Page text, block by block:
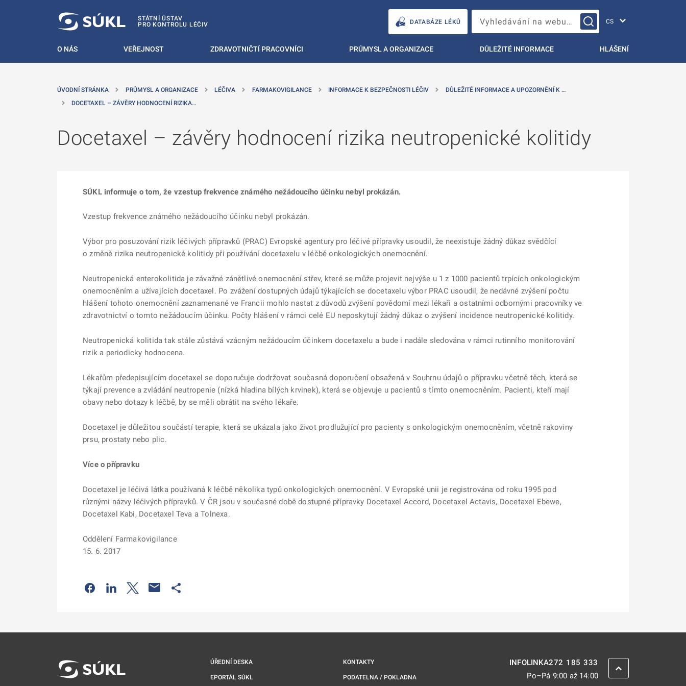
STÁTNÍ ÚSTAV
PRO KONTROLU LÉČIV
DATABÁZE LÉKŮ Vyhledávání na webu…
O NÁS VEŘEJNOST ZDRAVOTNIČTÍ PRACOVNÍCI PRŮMYSL A ORGANIZACE DŮLEŽITÉ INFORMACE HLÁŠENÍ
ÚVODNÍ STRÁNKA PRŮMYSL A ORGANIZACE LÉČIVA FARMAKOVIGILANCE INFORMACE K BEZPEČNOSTI LÉČIV
DŮLEŽITÉ INFORMACE A UPOZORNĚNÍ K …
DOCETAXEL – ZÁVĚRY HODNOCENÍ RIZIKA…
Docetaxel – závěry hodnocení rizika neutropenické kolitidy
SÚKL informuje o tom, že vzestup frekvence známého nežádoucího účinku nebyl prokázán.
Vzestup frekvence známého nežádoucího účinku nebyl prokázán.
Výbor pro posuzování rizik léčivých přípravků (PRAC) Evropské agentury pro léčivé přípravky usoudil, že neexistuje žádný důkaz svědčící
o změně rizika neutropenické kolitidy při používání docetaxelu v léčbě onkologických onemocnění.
Neutropenická enterokolitida je závažné zánětlivé onemocnění střev, které se může projevit nejvýše u 1 z 1000 pacientů trpících onkologickým
onemocněním a užívajících docetaxel. Po zvážení dostupných údajů týkajících se docetaxelu výbor PRAC usoudil, že nedávné zvýšení počtu
hlášení tohoto onemocnění zaznamenané ve Francii mohlo nastat z důvodů zvýšení povědomí mezi lékaři a ostatními odbornými pracovníky ve
zdravotnictví o tomto nežádoucím účinku. Počty hlášení v rámci celé EU neposkytují žádný důkaz o zvýšení incidence neutropenické kolitidy.
Neutropenická kolitida tak stále zůstává vzácným nežádoucím účinkem docetaxelu a bude i nadále sledována v rámci rutinního monitorování
rizik a periodicky hodnocena.
Lékařům předepisujícím docetaxel se doporučuje dodržovat současná doporučení obsažená v Souhrnu údajů o přípravku včetně těch, která se
týkají prevence a zvládání neutropenie (nízká hladina bílých krvinek), která se objevuje u pacientů s tímto onemocněním. Pacienti, kteří mají
obavy nebo dotazy k léčbě, by se měli obrátit na svého lékaře.
Docetaxel je důležitou součástí terapie, která se ukázala jako život prodlužující pro pacienty s onkologickým onemocněním, včetně rakoviny
prsu, prostaty nebo plic.
Více o přípravku
Docetaxel je léčivá látka používaná k léčbě několika typů onkologických onemocnění. V Evropské unii je registrována od roku 1995 pod
různými názvy léčivých přípravků. V ČR jsou v současné době dostupné přípravky Docetaxel Accord, Docetaxel Actavis, Docetaxel Ebewe,
Docetaxel Kabi, Docetaxel Teva a Tolnexa.
Oddělení Farmakovigilance
15. 6. 2017
Odkaz se otevře na nové kartě
Odkaz se otevře na nové kartě
Odkaz se otevře na nové kartě
ÚŘEDNÍ DESKA
EPORTÁL SÚKL
KONTAKTY
PODATELNA / POKLADNA
INFOLINKA272 185 333
Po–Pá 9:00 až 14:00
ZPĚT NAHORU